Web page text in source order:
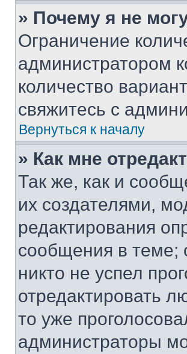
» Почему я не
Ограничение
администратором
количество
свяжитесь с
Вернуться к началу
» Как мне
Так же, как и
их создателями,
редактирования
сообщения в теме;
никто не успел
отредактировать
то уже
администраторы